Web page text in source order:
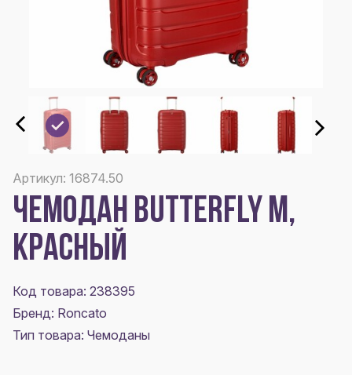
Артикул: 16874.50
ЧЕМОДАН BUTTERFLY M,
КРАСНЫЙ
Код товара: 238395
Бренд: Roncato
Тип товара: Чемоданы